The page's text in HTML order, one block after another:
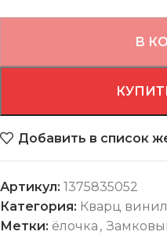
В
Добавить в список
Артикул: 1375835052
Категория: Кварц
Метки: ёлочка ,